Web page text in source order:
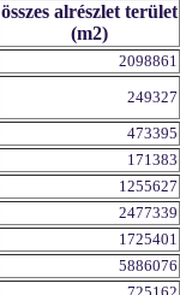
összes alrészlet terület
(m2)
2098861
249327
473395
171383
1255627
2477339
1725401
5886076